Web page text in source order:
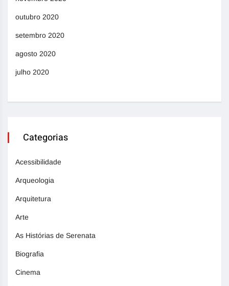
outubro 2020
setembro 2020
agosto 2020
julho 2020
Categorias
Acessibilidade
Arqueologia
Arquitetura
Arte
As Histórias de Serenata
Biografia
Cinema